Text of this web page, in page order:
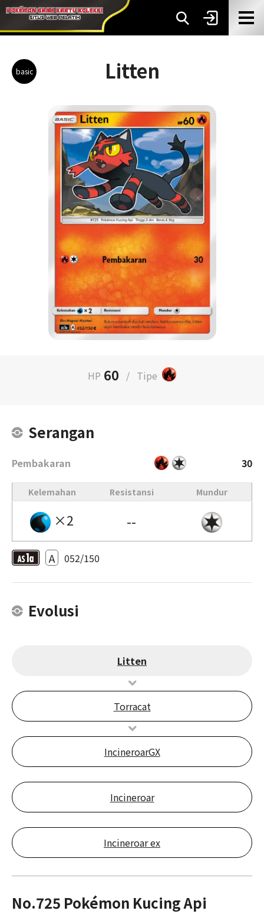
basic Litten
HP 60 / Tipe
Serangan
Pembakaran 30
Kelemahan Resistansi Mundur
×2 --
A 052/150
Evolusi
Litten
Torracat
IncineroarGX
Incineroar
Incineroar ex
No.725 Pokémon Kucing Api